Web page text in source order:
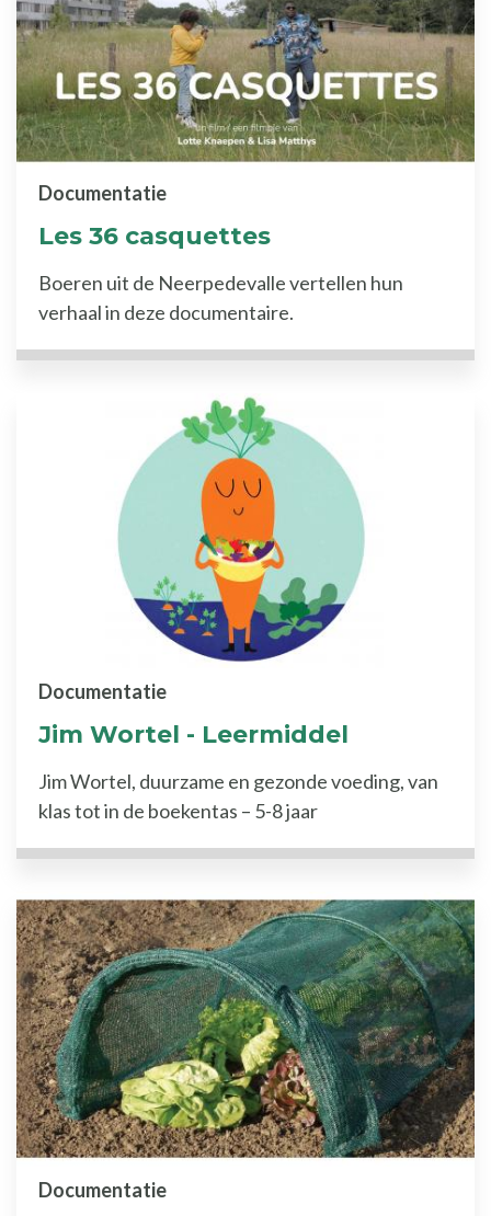
Les 36 casquettes
Documentatie
Boeren uit de Neerpedevalle vertellen hun
verhaal in deze documentaire.
Jim Wortel - Leermiddel
Documentatie
Jim Wortel, duurzame en gezonde voeding, van
klas tot in de boekentas – 5-8 jaar
Documentatie